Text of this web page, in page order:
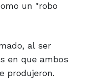
un "robo
al ser
en que ambos
produjeron.